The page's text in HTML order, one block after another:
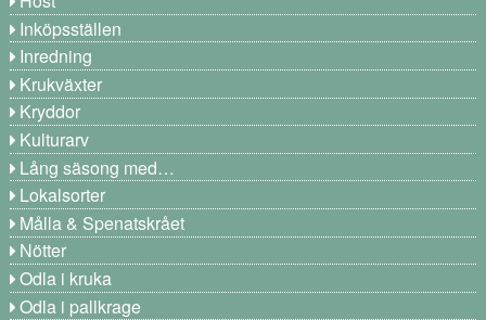
Inköpsställen
Inredning
Krukväxter
Kryddor
Kulturarv
Lång säsong med…
Lokalsorter
Målla & Spenatskrået
Nötter
Odla i kruka
Odla i pallkrage